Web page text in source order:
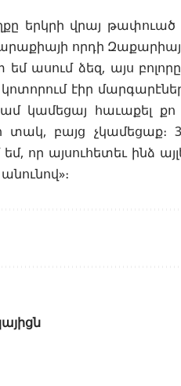
երկրի վրայ
որդի
ասում ձեզ, այս
կոտորում էիր
կամեցայ հաւաքել քո
տակ, բայց չկամեցաք։
որ այսուհետեւ ինձ